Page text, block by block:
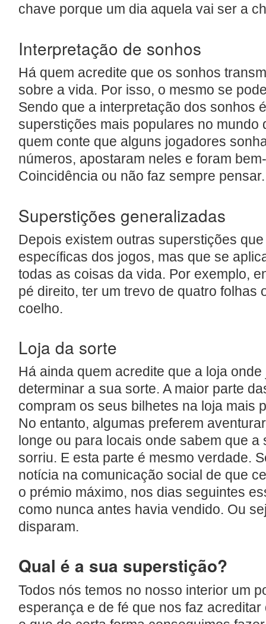
chave porque um dia aquela vai ser a
Interpretação de sonhos
Há quem acredite que os sonhos
sobre a vida. Por isso, o mesmo se
Sendo que a interpretação dos sonhos
superstições mais populares no mundo
quem conte que alguns jogadores
números, apostaram neles e foram
Coincidência ou não faz sempre pensar.
Superstições generalizadas
Depois existem outras superstições
específicas dos jogos, mas que se
todas as coisas da vida. Por exemplo,
pé direito, ter um trevo de quatro folhas
coelho.
Loja da sorte
Há ainda quem acredite que a loja
determinar a sua sorte. A maior parte
compram os seus bilhetes na loja mais
No entanto, algumas preferem
longe ou para locais onde sabem que a
sorriu. E esta parte é mesmo verdade.
notícia na comunicação social de que
o prémio máximo, nos dias seguintes
como nunca antes havia vendido. Ou
disparam.
Qual é a sua superstição?
Todos nós temos no nosso interior um
esperança e de fé que nos faz